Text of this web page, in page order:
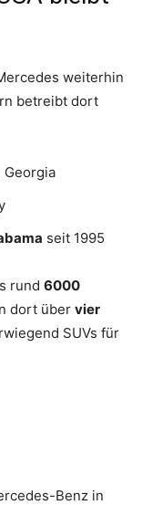
weiterhin
betreibt dort
Georgia
seit 1995
rund 6000
dort über vier
SUVs für
Benz in